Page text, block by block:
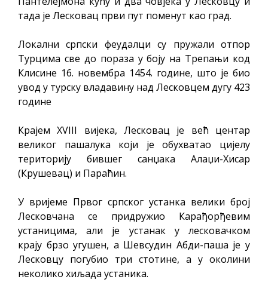
тада је Лесковац први пут поменут као град.
Локални српски феудалци су пружали отпор
Турцима све до пораза у боју на Трепањи код
Клисине 16. новембра 1454. године, што је био
увод у турску владавину над Лесковцем дугу 423
године
Крајем XVIII вијека, Лесковац је већ центар
великог пашалука који је обухватао цијелу
територију бившег санџака Алаџи-Хисар
(Крушевац) и Параћин.
У вријеме Првог српског устанка велики број
Лесковчана се придружио Карађорђевим
устаницима, али је устанак у лесковачком
крају брзо угушен, а Шевсудин Абди-паша је у
Лесковцу погубио три стотине, а у околини
неколико хиљада устаника.